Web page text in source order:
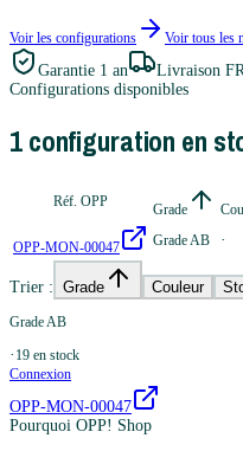
Voir les configurations Voir tous les
Garantie 1 an Livraison
Configurations disponibles
1configuration en
Réf. OPP Grade
OPP-MON-00047 Grade AB ·
Trier : Grade Couleur
Grade AB
· 19 en stock
Connexion
OPP-MON-00047
Pourquoi OPP! Shop